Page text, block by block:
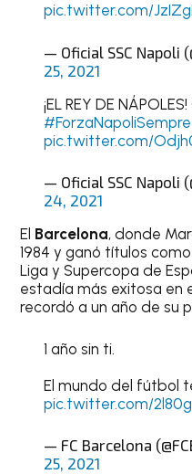
pic.twitter.com/
— Oficial SSC Napoli
25, 2021
¡EL REY DE
#ForzaNapoliSempre
pic.twitter.com/
— Oficial SSC Napoli
24, 2021
El Barcelona, donde
1984 y ganó títulos
Liga y Supercopa de
estadía más exitosa en
recordó a un año de su
1 año sin ti.
El mundo del fútbol
pic.twitter.com/
— FC Barcelona
25, 2021